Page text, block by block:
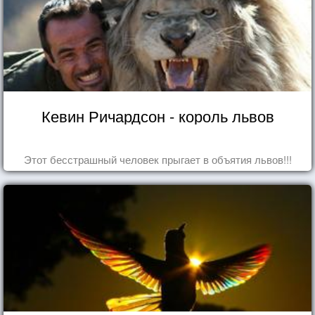
Кевин Ричардсон - король львов
Этот бесстрашный человек прыгает в объятия львов!!!